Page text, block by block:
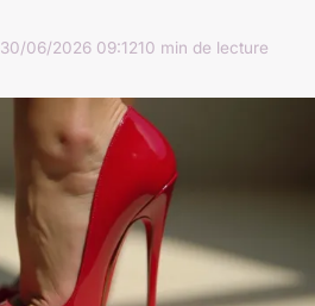
30/06/2026 09:1210 min de lecture